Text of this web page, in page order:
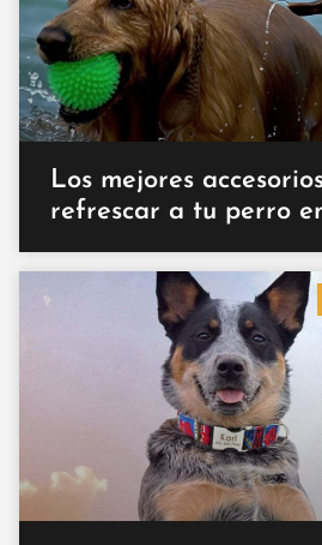
Los mejores
refrescar a tu perro